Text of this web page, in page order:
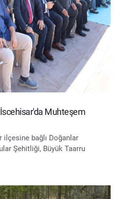
Muhteşem
ilçesine bağlı Doğanlar
Şehitliği, Büyük Taarru